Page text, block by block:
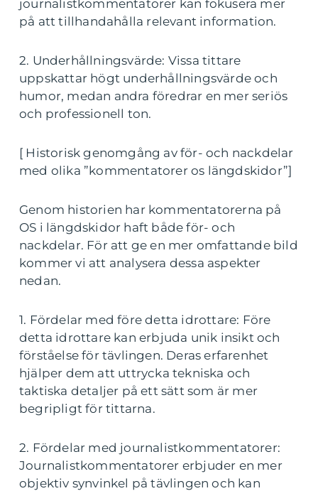
journalistkommentatorer kan fokusera mer
på att tillhandahålla relevant information.
2. Underhållningsvärde: Vissa tittare
uppskattar högt underhållningsvärde och
humor, medan andra föredrar en mer seriös
och professionell ton.
[ Historisk genomgång av för- och nackdelar
med olika ”kommentatorer os längdskidor”]
Genom historien har kommentatorerna på
OS i längdskidor haft både för- och
nackdelar. För att ge en mer omfattande bild
kommer vi att analysera dessa aspekter
nedan.
1. Fördelar med före detta idrottare: Före
detta idrottare kan erbjuda unik insikt och
förståelse för tävlingen. Deras erfarenhet
hjälper dem att uttrycka tekniska och
taktiska detaljer på ett sätt som är mer
begripligt för tittarna.
2. Fördelar med journalistkommentatorer:
Journalistkommentatorer erbjuder en mer
objektiv synvinkel på tävlingen och kan